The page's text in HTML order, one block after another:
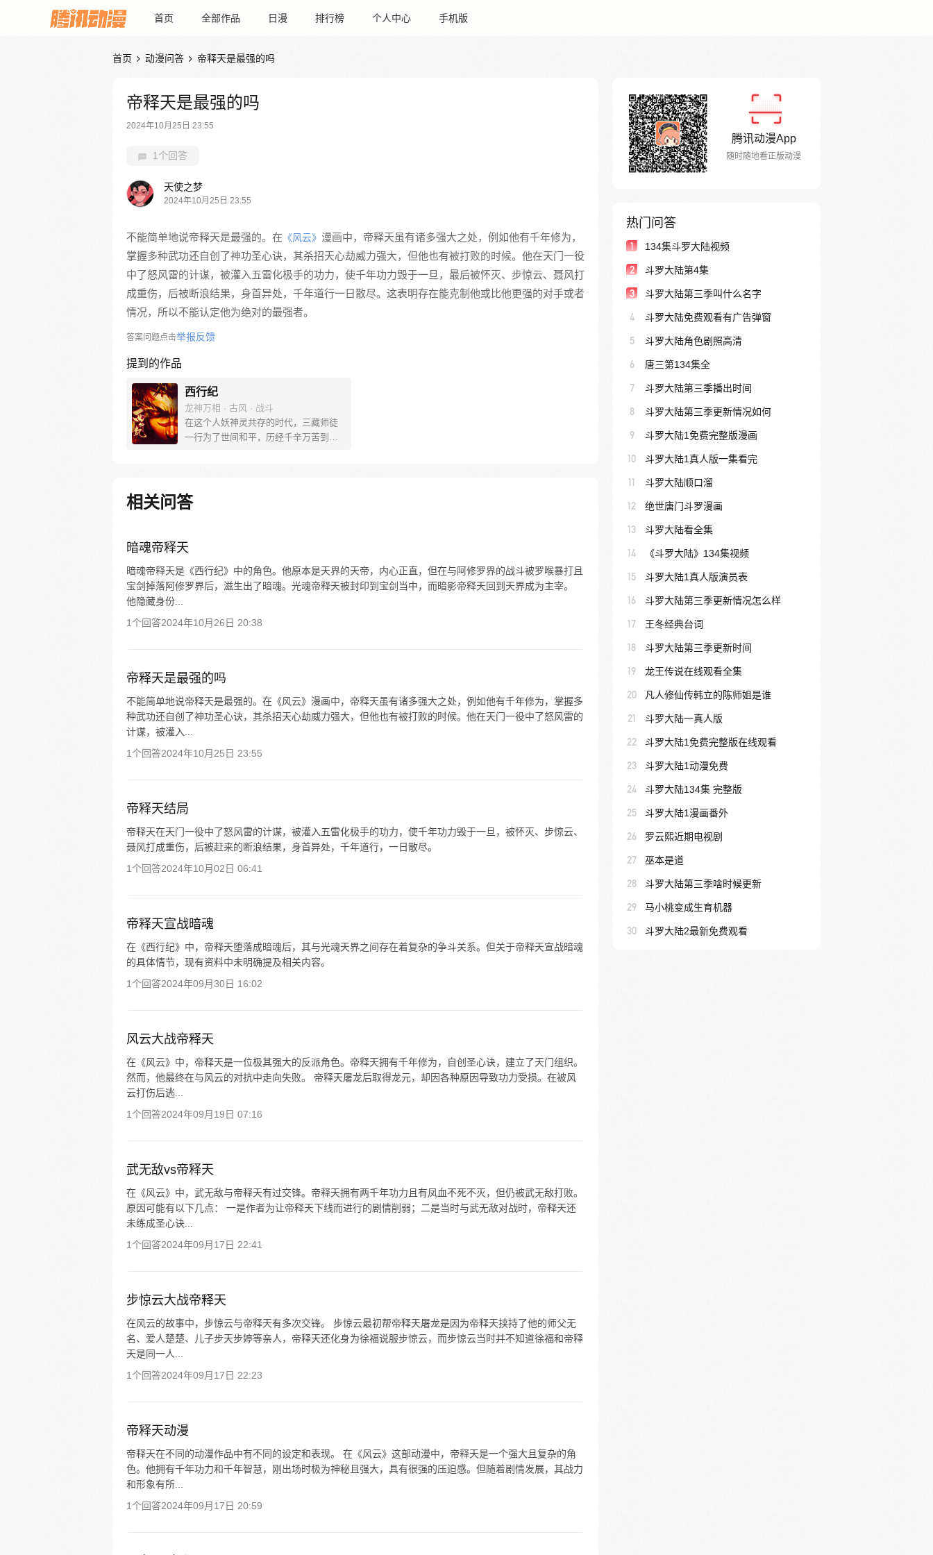
首页 全部作品 日漫 排行榜 个人中心 手机版
首页  动漫问答  帝释天是最强的吗
帝释天是最强的吗
2024年10月25日 23:55
1个回答
天使之梦
2024年10月25日 23:55
不能简单地说帝释天是最强的。在 《风云》 漫画中，帝释天虽有诸多强大之处，例如他有千年修为，
掌握多种武功还自创了神功圣心诀，其杀招天心劫威力强大，但他也有被打败的时候。他在天门一役
中了怒风雷的计谋，被灌入五雷化极手的功力，使千年功力毁于一旦，最后被怀灭、步惊云、聂风打
成重伤，后被断浪结果，身首异处，千年道行一日散尽。这表明存在能克制他或比他更强的对手或者
情况，所以不能认定他为绝对的最强者。
答案问题点击举报反馈
提到的作品
西行纪
龙神万相 · 古风 · 战斗
在这个人妖神灵共存的时代，三藏师徒
一行为了世间和平，历经千辛万苦到达
位，小狼妖白狼不辞万难，找到唐三藏
大法师，和他一起重新寻回徒弟们，组
相关问答
暗魂帝释天
暗魂帝释天是《西行纪》中的角色。他原本是天界的天帝，内心正直，但在与阿修罗界的战斗被罗喉暴打且
宝剑掉落阿修罗界后，滋生出了暗魂。光魂帝释天被封印到宝剑当中，而暗影帝释天回到天界成为主宰。
他隐藏身份...
1个回答2024年10月26日 20:38
帝释天是最强的吗
不能简单地说帝释天是最强的。在《风云》漫画中，帝释天虽有诸多强大之处，例如他有千年修为，掌握多
种武功还自创了神功圣心诀，其杀招天心劫威力强大，但他也有被打败的时候。他在天门一役中了怒风雷的
计谋，被灌入...
1个回答2024年10月25日 23:55
帝释天结局
帝释天在天门一役中了怒风雷的计谋，被灌入五雷化极手的功力，使千年功力毁于一旦，被怀灭、步惊云、
聂风打成重伤，后被赶来的断浪结果，身首异处，千年道行，一日散尽。
1个回答2024年10月02日 06:41
帝释天宣战暗魂
在《西行纪》中，帝释天堕落成暗魂后，其与光魂天界之间存在着复杂的争斗关系。但关于帝释天宣战暗魂
的具体情节，现有资料中未明确提及相关内容。
1个回答2024年09月30日 16:02
风云大战帝释天
在《风云》中，帝释天是一位极其强大的反派角色。帝释天拥有千年修为，自创圣心诀，建立了天门组织。
然而，他最终在与风云的对抗中走向失败。 帝释天屠龙后取得龙元，却因各种原因导致功力受损。在被风
云打伤后逃...
1个回答2024年09月19日 07:16
武无敌vs帝释天
在《风云》中，武无敌与帝释天有过交锋。帝释天拥有两千年功力且有凤血不死不灭，但仍被武无敌打败。
原因可能有以下几点： 一是作者为让帝释天下线而进行的剧情削弱；二是当时与武无敌对战时，帝释天还
未练成圣心诀...
1个回答2024年09月17日 22:41
步惊云大战帝释天
在风云的故事中，步惊云与帝释天有多次交锋。 步惊云最初帮帝释天屠龙是因为帝释天挟持了他的师父无
名、爱人楚楚、儿子步天步婷等亲人，帝释天还化身为徐福说服步惊云，而步惊云当时并不知道徐福和帝释
天是同一人...
1个回答2024年09月17日 22:23
帝释天动漫
帝释天在不同的动漫作品中有不同的设定和表现。 在《风云》这部动漫中，帝释天是一个强大且复杂的角
色。他拥有千年功力和千年智慧，刚出场时极为神秘且强大，具有很强的压迫感。但随着剧情发展，其战力
和形象有所...
1个回答2024年09月17日 20:59
腾讯动漫App
随时随地看正版动漫
热门问答
1 134集斗罗大陆视频
2 斗罗大陆第4集
3 斗罗大陆第三季叫什么名字
4 斗罗大陆免费观看有广告弹窗
5 斗罗大陆角色剧照高清
6 唐三第134集全
7 斗罗大陆第三季播出时间
8 斗罗大陆第三季更新情况如何
9 斗罗大陆1免费完整版漫画
10 斗罗大陆1真人版一集看完
11 斗罗大陆顺口溜
12 绝世唐门斗罗漫画
13 斗罗大陆看全集
14 《斗罗大陆》134集视频
15 斗罗大陆1真人版演员表
16 斗罗大陆第三季更新情况怎么样
17 王冬经典台词
18 斗罗大陆第三季更新时间
19 龙王传说在线观看全集
20 凡人修仙传韩立的陈师姐是谁
21 斗罗大陆一真人版
22 斗罗大陆1免费完整版在线观看
23 斗罗大陆1动漫免费
24 斗罗大陆134集 完整版
25 斗罗大陆1漫画番外
26 罗云熙近期电视剧
27 巫本是道
28 斗罗大陆第三季啥时候更新
29 马小桃变成生育机器
30 斗罗大陆2最新免费观看